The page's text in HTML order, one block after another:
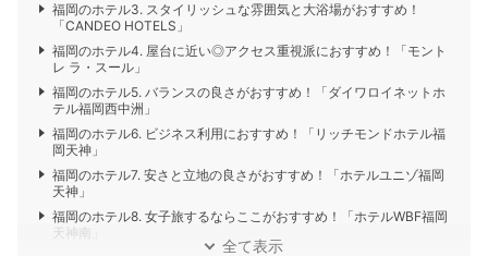
福岡のホテル3. スタイリッシュな雰囲気と大浴場がおすすめ！
「CANDEO HOTELS」
福岡のホテル4. 屋台に近い◎アクセス重視派におすすめ！「モント
レ ラ・スール」
福岡のホテル5. バランスの良さがおすすめ！「ダイワロイネットホ
テル福岡西中洲」
福岡のホテル6. ビジネス利用におすすめ！「リッチモンドホテル福
岡天神」
福岡のホテル7. 安さと立地の良さがおすすめ！「ホテルユニゾ福岡
天神」
福岡のホテル8. 女子旅するならここがおすすめ！「ホテルWBF福岡
天神南」
全て表示